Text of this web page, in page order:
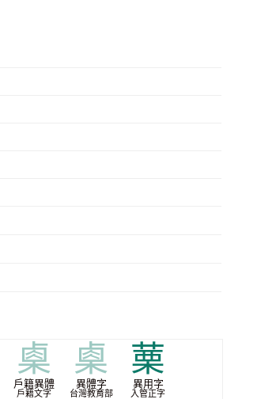
㮚
戶籍異體
戶籍文字
㮚
異體字
台灣教育部
䔁
異用字
入管正字